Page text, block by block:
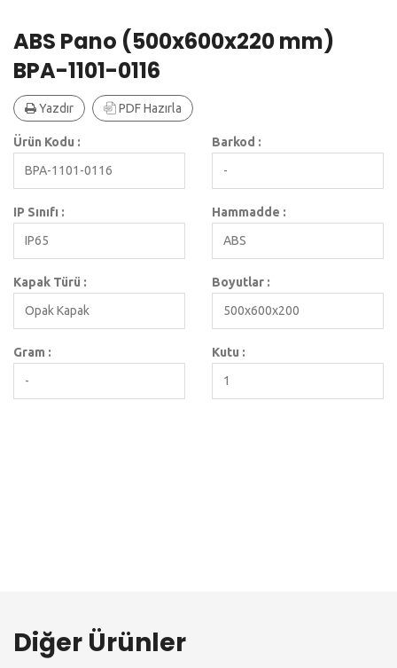
ABS Pano (500x600x220 mm)
BPA-1101-0116
Yazdır PDF Hazırla
Ürün Kodu :
BPA-1101-0116
Barkod :
-
IP Sınıfı :
IP65
Hammadde :
ABS
Kapak Türü :
Opak Kapak
Boyutlar :
500x600x200
Gram :
-
Kutu :
1
Diğer Ürünler